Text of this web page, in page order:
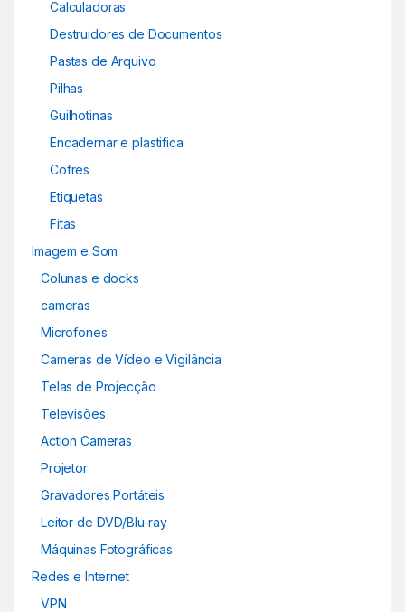
Calculadoras
Destruidores de Documentos
Pastas de Arquivo
Pilhas
Guilhotinas
Encadernar e plastifica
Cofres
Etiquetas
Fitas
Imagem e Som
Colunas e docks
cameras
Microfones
Cameras de Vídeo e Vigilância
Telas de Projecção
Televisões
Action Cameras
Projetor
Gravadores Portáteis
Leitor de DVD/Blu-ray
Máquinas Fotográficas
Redes e Internet
VPN